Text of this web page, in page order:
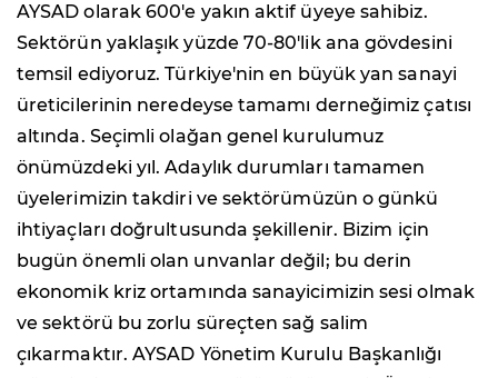
AYSAD olarak 600'e yakın aktif üyeye sahibiz.
Sektörün yaklaşık yüzde 70-80'lik ana gövdesini
temsil ediyoruz. Türkiye'nin en büyük yan sanayi
üreticilerinin neredeyse tamamı derneğimiz çatısı
altında. Seçimli olağan genel kurulumuz
önümüzdeki yıl. Adaylık durumları tamamen
üyelerimizin takdiri ve sektörümüzün o günkü
ihtiyaçları doğrultusunda şekillenir. Bizim için
bugün önemli olan unvanlar değil; bu derin
ekonomik kriz ortamında sanayicimizin sesi olmak
ve sektörü bu zorlu süreçten sağ salim
çıkarmaktır. AYSAD Yönetim Kurulu Başkanlığı